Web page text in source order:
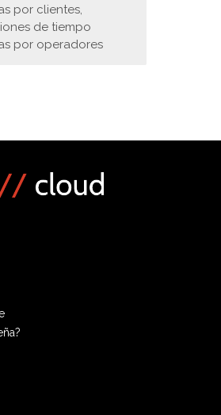
por clientes,
de tiempo
por operadores